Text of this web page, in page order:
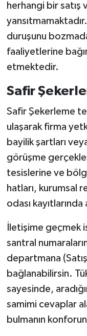
herhangi bir
duruşunu
faaliyetlerine
etmektedir.
Safir
Safir Şekerleme
ulaşarak firma
bayilik şartları
görüşme
tesislerine ve
hatları, kurumsal
odası
İletişime geçmek
santral
departmana
bağlanabilirsin.
sayesinde,
samimi cevaplar
bulmanın